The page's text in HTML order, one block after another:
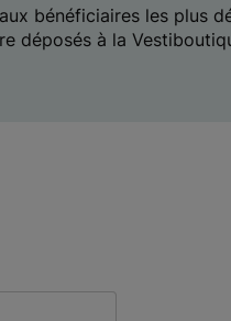
bénéficiaires les plus
déposés à la